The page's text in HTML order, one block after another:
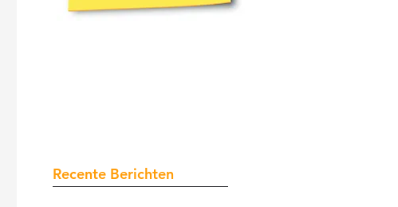
Recente Berichten